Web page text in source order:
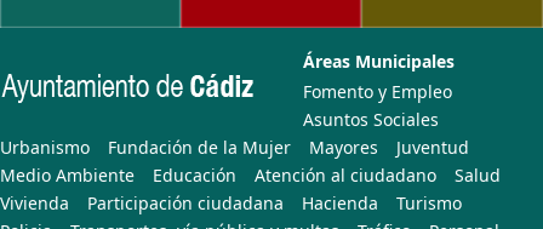
Áreas Municipales
Fomento y Empleo
Asuntos Sociales
Urbanismo
Fundación de la Mujer Mayores
Juventud
Medio Ambiente
Educación Atención al ciudadano
Salud
Vivienda
Participación ciudadana Hacienda
Turismo